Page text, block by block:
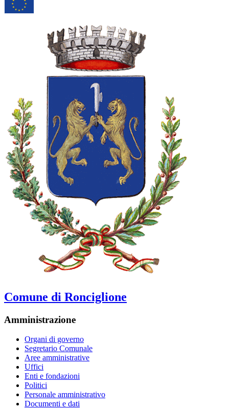
Comune di Ronciglione
Amministrazione
Organi di governo
Segretario Comunale
Aree amministrative
Uffici
Enti e fondazioni
Politici
Personale amministrativo
Documenti e dati